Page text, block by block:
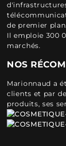
de premier
Il emploie 300
marchés.
NOS
Marionnaud a
clients et par
produits, ses